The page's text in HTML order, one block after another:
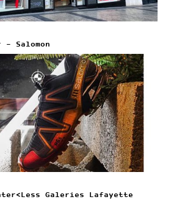
Salomon
Galeries Lafayette